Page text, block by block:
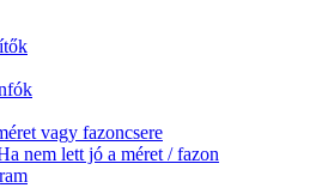
vagy fazoncsere
nem lett jó a méret / fazon